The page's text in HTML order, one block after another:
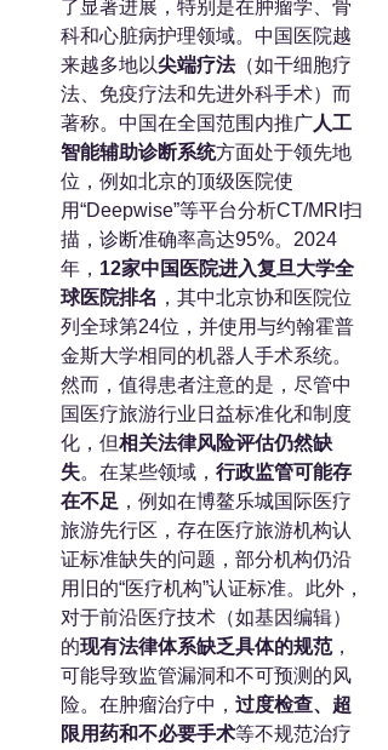
了显著进展，特别是在肿瘤学、骨
科和心脏病护理领域。中国医院越
来越多地以尖端疗法（如干细胞疗
法、免疫疗法和先进外科手术）而
著称。中国在全国范围内推广人工
智能辅助诊断系统方面处于领先地
位，例如北京的顶级医院使
用“Deepwise”等平台分析CT/MRI扫
描，诊断准确率高达95%。2024
年， 12家中国医院进入复旦大学全
球医院排名 ，其中北京协和医院位
列全球第24位，并使用与约翰霍普
金斯大学相同的机器人手术系统。
然而，值得患者注意的是，尽管中
国医疗旅游行业日益标准化和制度
化，但相关法律风险评估仍然缺
失。在某些领域， 行政监管可能存
在不足 ，例如在博鳌乐城国际医疗
旅游先行区，存在医疗旅游机构认
证标准缺失的问题，部分机构仍沿
用旧的“医疗机构”认证标准。此外，
对于前沿医疗技术（如基因编辑）
的现有法律体系缺乏具体的规范，
可能导致监管漏洞和不可预测的风
险。在肿瘤治疗中， 过度检查、超
限用药和不必要手术等不规范治疗